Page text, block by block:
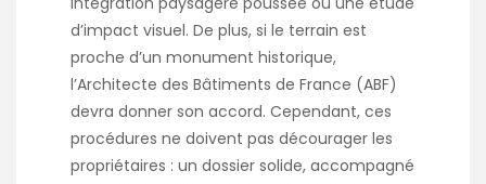
d’impact visuel. De plus, si le terrain est
proche d’un monument historique,
l’Architecte des Bâtiments de France (ABF)
devra donner son accord. Cependant, ces
procédures ne doivent pas décourager les
propriétaires : un dossier solide, accompagné